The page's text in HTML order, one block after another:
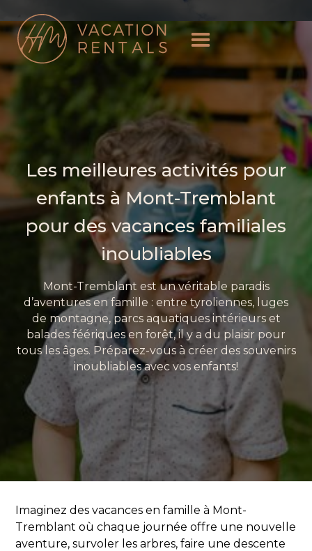
Les meilleures activités pour
enfants à Mont-Tremblant
pour des vacances familiales
inoubliables
Mont-Tremblant est un véritable paradis
d’aventures en famille : entre tyroliennes, luges
de montagne, parcs aquatiques intérieurs et
balades féériques en forêt, il y a du plaisir pour
tous les âges. Préparez-vous à créer des souvenirs
inoubliables avec vos enfants!
Imaginez des vacances en famille à Mont-
Tremblant où chaque journée offre une nouvelle
aventure, survoler les arbres, faire une descente